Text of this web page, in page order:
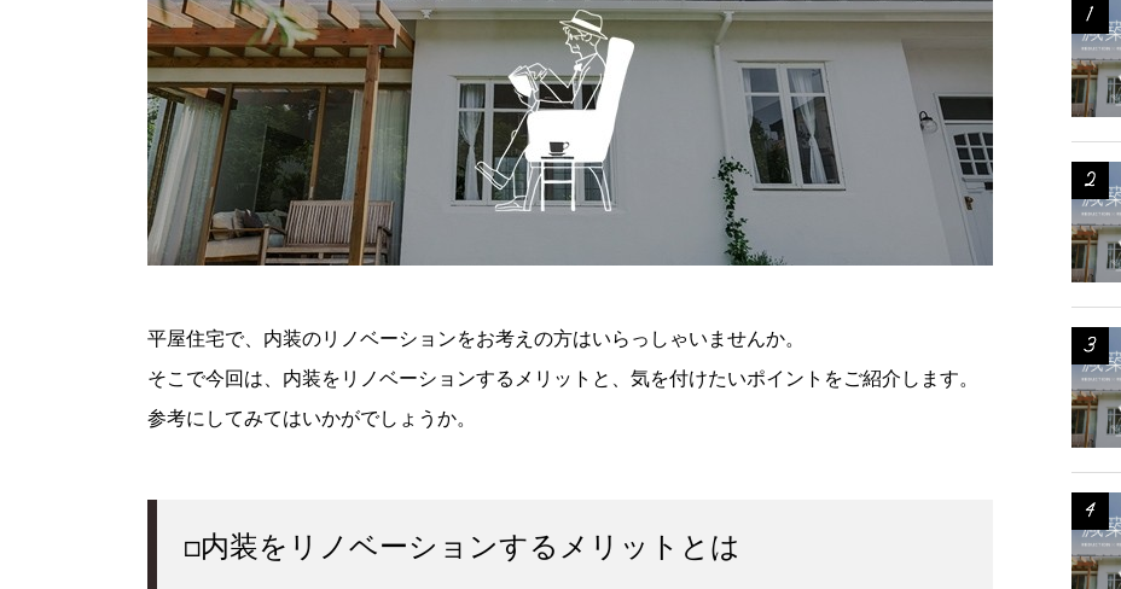
平屋住宅で、内装のリノベーションをお考えの方はいらっしゃいませんか。
そこで今回は、内装をリノベーションするメリットと、気を付けたいポイントをご紹介します。
参考にしてみてはいかがでしょうか。
□内装をリノベーションするメリットとは